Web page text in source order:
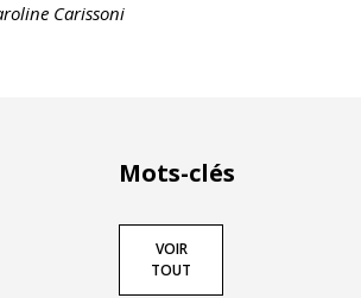
Carissoni
Mots-clés
VOIR
TOUT